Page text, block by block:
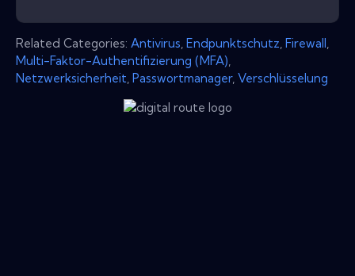
Related Categories: Antivirus Endpunktschutz Firewall
Multi-Faktor-Authentifizierung (MFA)
Netzwerksicherheit Passwortmanager, Verschlüsselung